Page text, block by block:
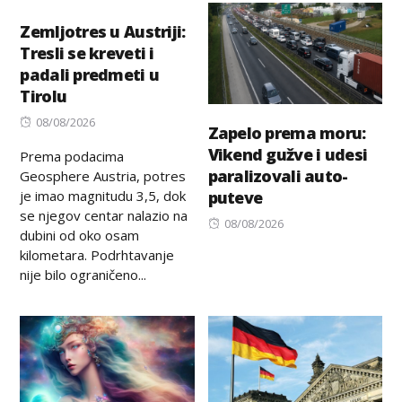
Zemljotres u Austriji:
Tresli se kreveti i
padali predmeti u
Tirolu
Posted
08/08/2026
Prema podacima
Geosphere Austria, potres
je imao magnitudu 3,5, dok
se njegov centar nalazio na
dubini od oko osam
kilometara. Podrhtavanje
nije bilo ograničeno...
Zapelo prema moru:
Vikend gužve i udesi
paralizovali auto-
puteve
Posted
08/08/2026